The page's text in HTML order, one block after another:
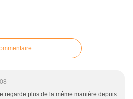
regarde plus de la même manière depuis